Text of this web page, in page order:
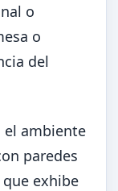
o
o
del
el ambiente
paredes
exhibe